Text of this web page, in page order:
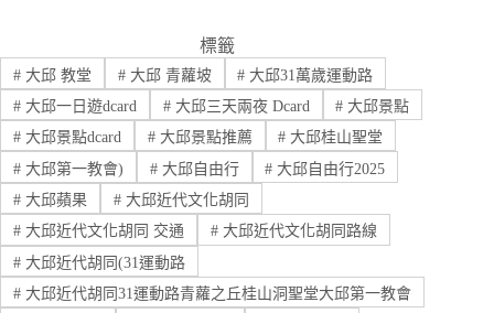
標籤
#大邱 教堂 #大邱 青蘿坡 # 大邱31萬歲運動路
#大邱一日遊dcard #大邱三天兩夜 Dcard # 大邱景點
#大邱景點dcard #大邱景點推薦 # 大邱桂山聖堂
#大邱第一教會) #大邱自由行 # 大邱自由行2025
#大邱蘋果 #大邱近代文化胡同
#大邱近代文化胡同 交通 #大邱近代文化胡同路線
#大邱近代胡同(31運動路
#大邱近代胡同31運動路青蘿之丘桂山洞聖堂大邱第一教會